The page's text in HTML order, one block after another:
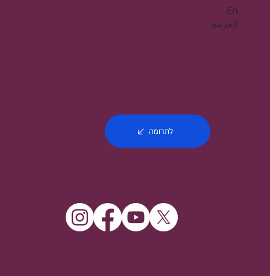
Enֿ
العربية
לתרומה